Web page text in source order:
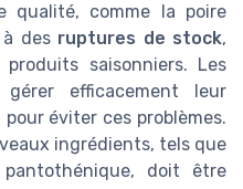
qualité, comme la poire
des ruptures de stock,
saisonniers. Les
efficacement leur
éviter ces problèmes.
ingrédients, tels que
doit être